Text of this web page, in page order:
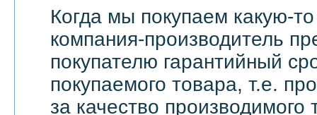
Когда мы покупаем какую-
компания-производитель
покупателю гарантийный
покупаемого товара, т.е.
за качество производимого